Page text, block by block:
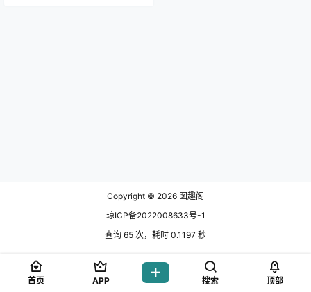
Copyright © 2026 图趣阁
琼ICP备2022008633号-1
查询 65 次，耗时 0.1197 秒
首页 APP 搜索 顶部